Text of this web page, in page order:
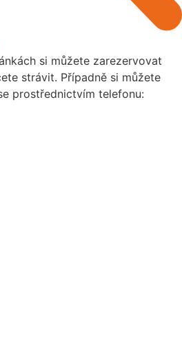
si můžete zarezervovat
strávit. Případně si můžete
prostřednictvím telefonu: